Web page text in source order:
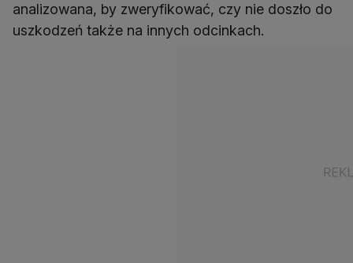
analizowana, by zweryfikować, czy nie doszło do
uszkodzeń także na innych odcinkach.